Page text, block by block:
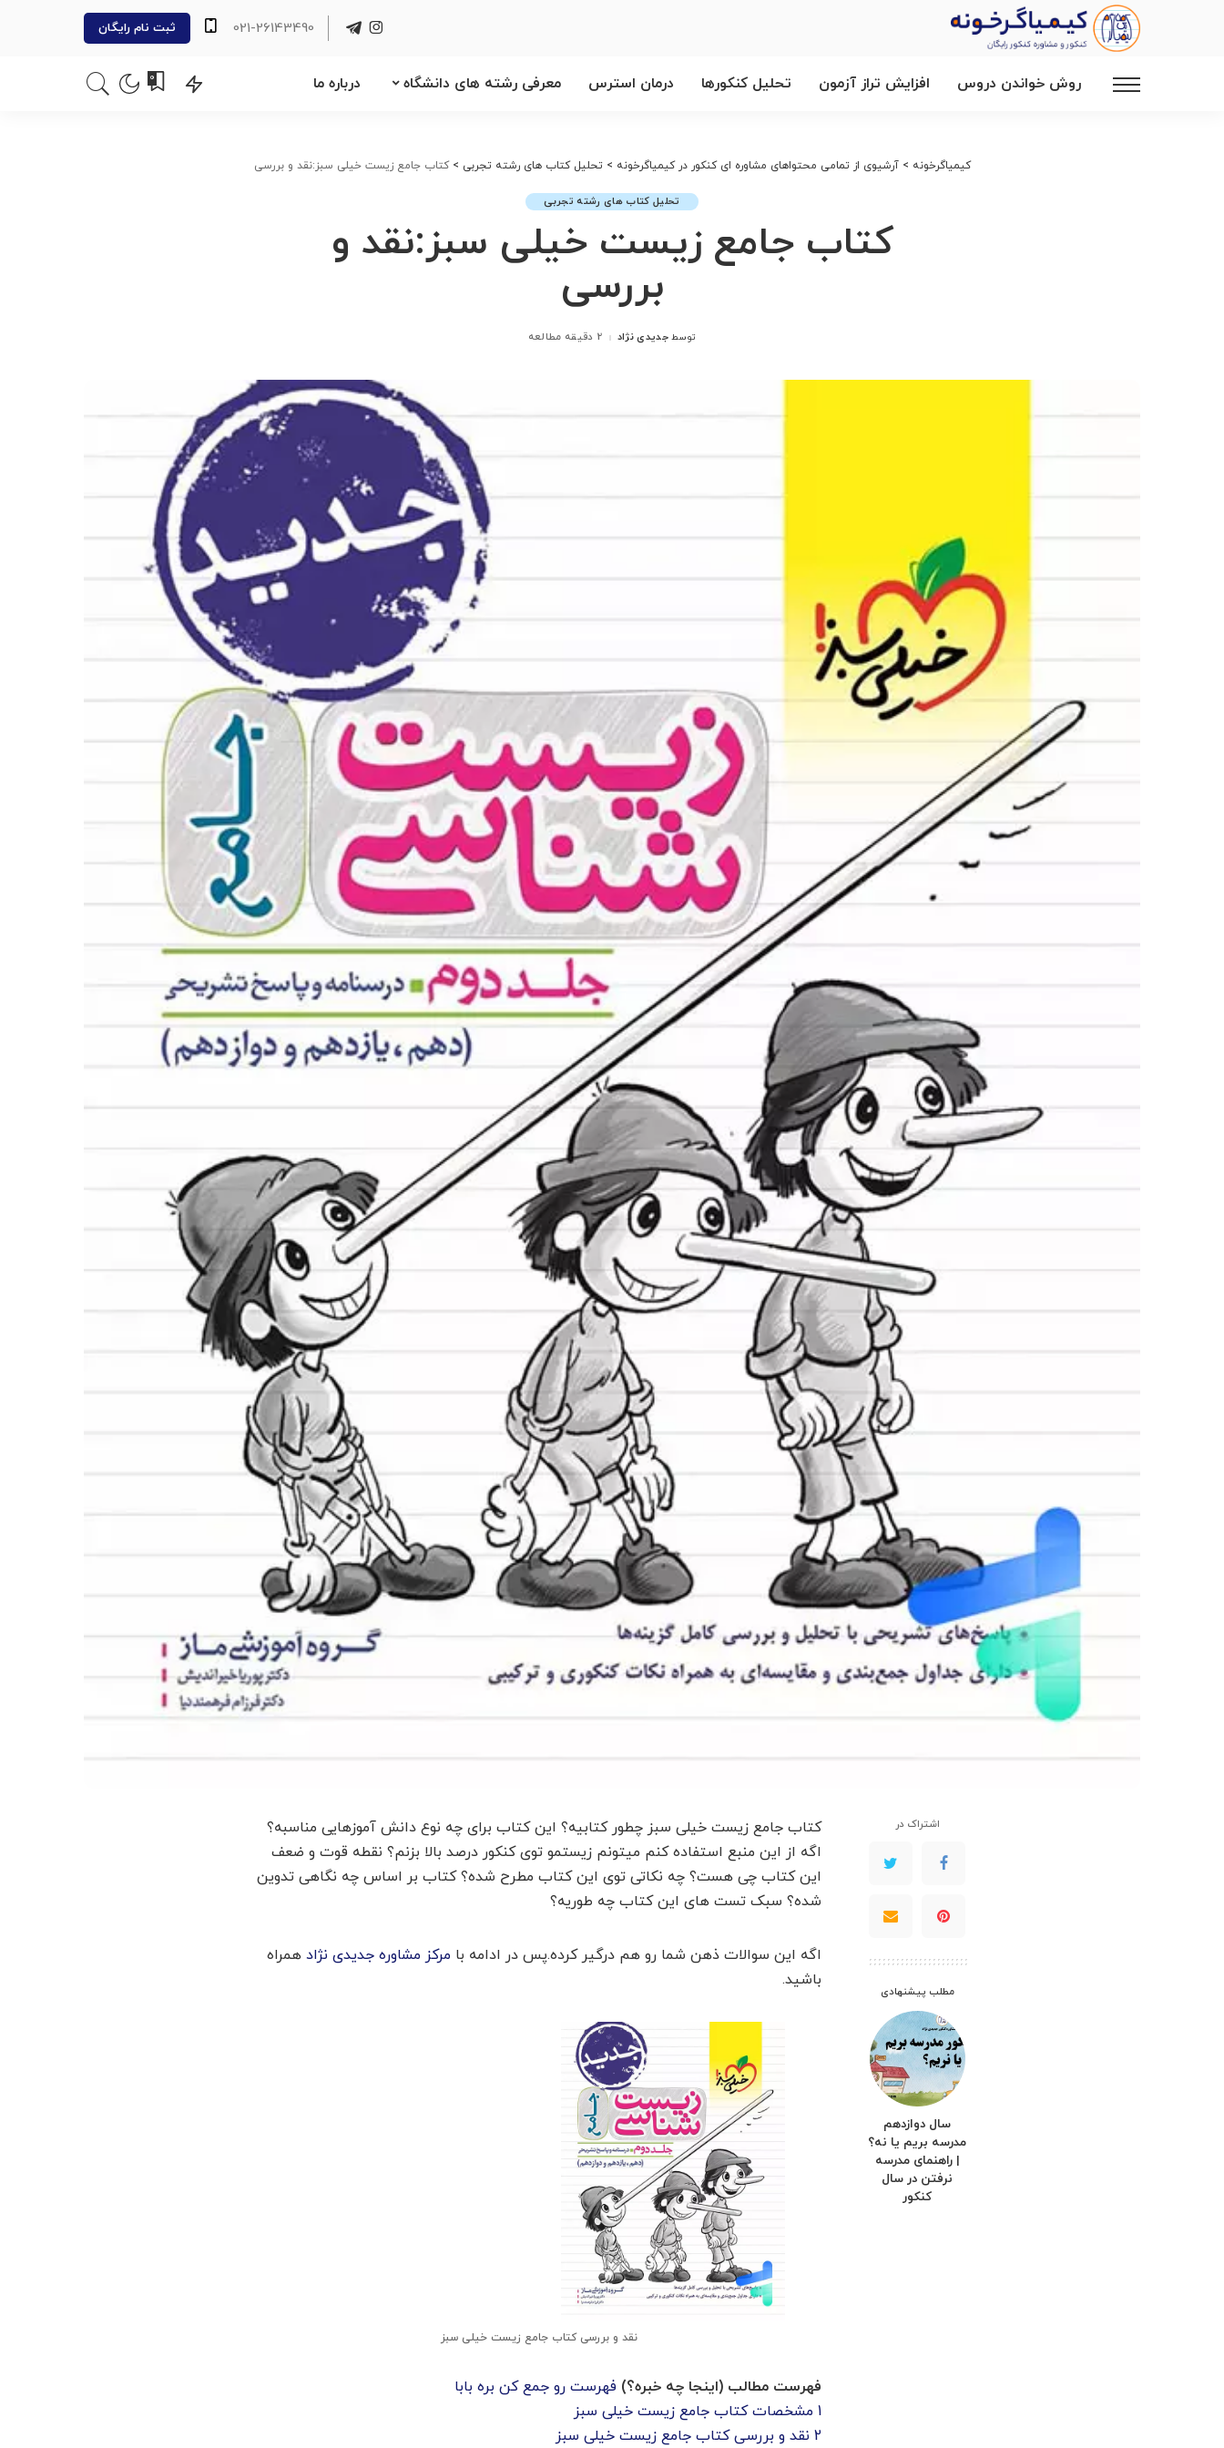
021-26143490 ثبت نام رایگان
روش خواندن دروس افزایش تراز آزمون تحلیل کنکورها درمان استرس معرفی رشته های دانشگاه درباره ما 0
کیمیاگرخونه >آرشیوی از تمامی محتواهای مشاوره ای کنکور در کیمیاگرخونه >تحلیل کتاب های رشته تجربی >کتاب جامع زیست خیلی سبز:نقد و بررسی
تحلیل کتاب های رشته تجربی
کتاب جامع زیست خیلی سبز:نقد و
بررسی
ارسال
توسط جدیدی نژاد 2 دقیقه مطالعه
اشتراک در
مطلب پیشنهادی
سال دوازدهم
مدرسه بریم یا نه؟
| راهنمای مدرسه
نرفتن در سال
کنکور
کتاب جامع زیست خیلی سبز چطور کتابیه؟ این کتاب برای چه نوع دانش آموزهایی مناسبه؟
اگه از این منبع استفاده کنم میتونم زیستمو توی کنکور درصد بالا بزنم؟ نقطه قوت و ضعف
این کتاب چی هست؟ چه نکاتی توی این کتاب مطرح شده؟ کتاب بر اساس چه نگاهی تدوین
شده؟ سبک تست های این کتاب چه طوریه؟
اگه این سوالات ذهن شما رو هم درگیر کرده.پس در ادامه با مرکز مشاوره جدیدی نژاد همراه
باشید.
نقد و بررسی کتاب جامع زیست خیلی سبز
فهرست مطالب (اینجا چه خبره؟) فهرست رو جمع کن بره بابا
1 مشخصات کتاب جامع زیست خیلی سبز
2 نقد و بررسی کتاب جامع زیست خیلی سبز